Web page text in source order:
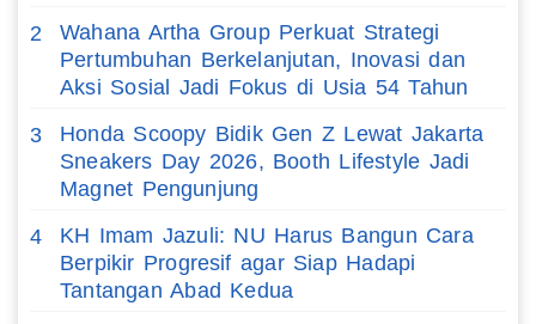
2
Wahana Artha Group Perkuat Strategi
Pertumbuhan Berkelanjutan, Inovasi dan
Aksi Sosial Jadi Fokus di Usia 54 Tahun
3
Honda Scoopy Bidik Gen Z Lewat Jakarta
Sneakers Day 2026, Booth Lifestyle Jadi
Magnet Pengunjung
4
KH Imam Jazuli: NU Harus Bangun Cara
Berpikir Progresif agar Siap Hadapi
Tantangan Abad Kedua